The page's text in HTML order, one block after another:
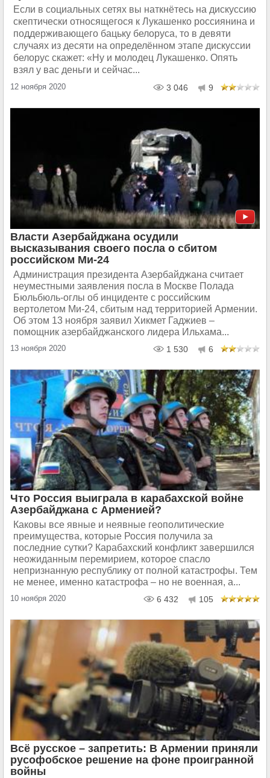
Если в социальных сетях вы наткнётесь на дискуссию
скептически относящегося к Лукашенко россиянина и
поддерживающего бацьку белоруса, то в девяти
случаях из десяти на определённом этапе дискуссии
белорус скажет: «Ну и молодец Лукашенко. Опять
взял у вас деньги и сейчас...
12 ноября 2020 3 046 9
Власти Азербайджана осудили
высказывания своего посла о сбитом
российском Ми-24
Администрация президента Азербайджана считает
неуместными заявления посла в Москве Полада
Бюльбюль-оглы об инциденте с российским
вертолетом Ми-24, сбитым над территорией Армении.
Об этом 13 ноября заявил Хикмет Гаджиев –
помощник азербайджанского лидера Ильхама...
13 ноября 2020 1 530 6
Что Россия выиграла в карабахской войне
Азербайджана с Арменией?
Каковы все явные и неявные геополитические
преимущества, которые Россия получила за
последние сутки? Карабахский конфликт завершился
неожиданным перемирием, которое спасло
непризнанную республику от полной катастрофы. Тем
не менее, именно катастрофа – но не военная, а...
10 ноября 2020 6 432 105
Всё русское – запретить: В Армении приняли
русофобское решение на фоне проигранной
войны